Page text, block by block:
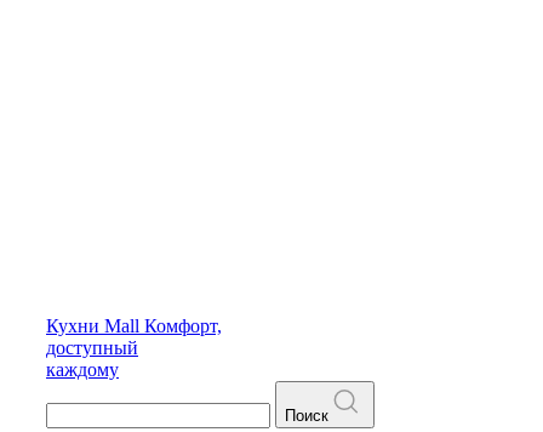
Кухни Mall Комфорт,
доступный
каждому
Поиск